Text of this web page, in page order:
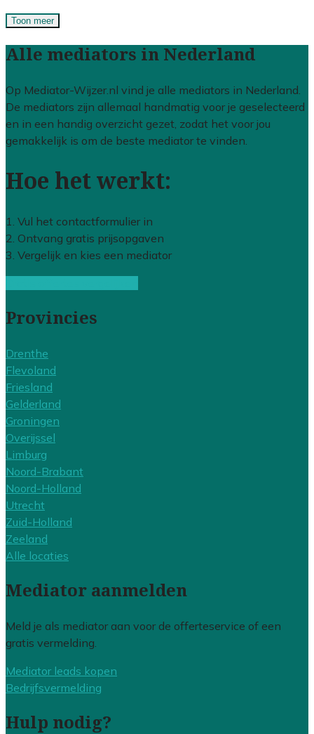
Toon meer
Alle mediators in Nederland
Op Mediator-Wijzer.nl vind je alle mediators in Nederland.
De mediators zijn allemaal handmatig voor je geselecteerd
en in een handig overzicht gezet, zodat het voor jou
gemakkelijk is om de beste mediator te vinden.
Hoe het werkt:
1. Vul het contactformulier in
2. Ontvang gratis prijsopgaven
3. Vergelijk en kies een mediator
Provincies
Drenthe
Flevoland
Friesland
Gelderland
Groningen
Overijssel
Limburg
Noord-Brabant
Noord-Holland
Utrecht
Zuid-Holland
Zeeland
Alle locaties
Mediator aanmelden
Meld je als mediator aan voor de offerteservice of een
gratis vermelding.
Mediator leads kopen
Bedrijfsvermelding
Hulp nodig?